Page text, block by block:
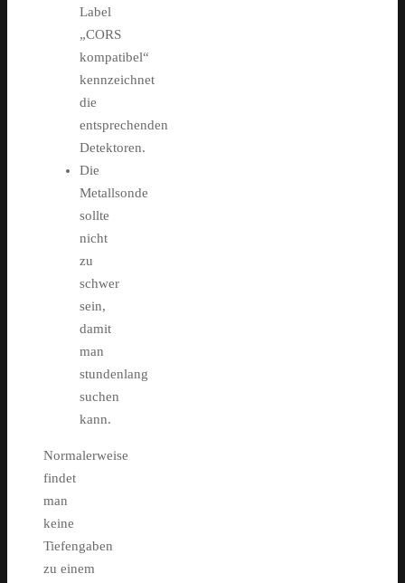
Label
„CORS
kompatibel“
kennzeichnet
die
entsprechenden
Detektoren.
Die
Metallsonde
sollte
nicht
zu
schwer
sein,
damit
man
stundenlang
suchen
kann.
Normalerweise
findet
man
keine
Tiefengaben
zu einem